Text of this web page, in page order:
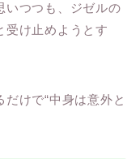
いつつも、ジゼルの
受け止めようとす
けで“中身は意外と